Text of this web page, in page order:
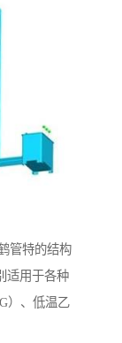
管特的结构
适用于各种
）、低温乙